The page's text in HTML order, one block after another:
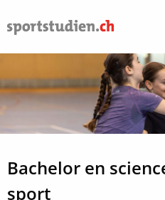
Bachelor en
sport